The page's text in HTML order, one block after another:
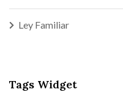
Ley Familiar
Tags Widget